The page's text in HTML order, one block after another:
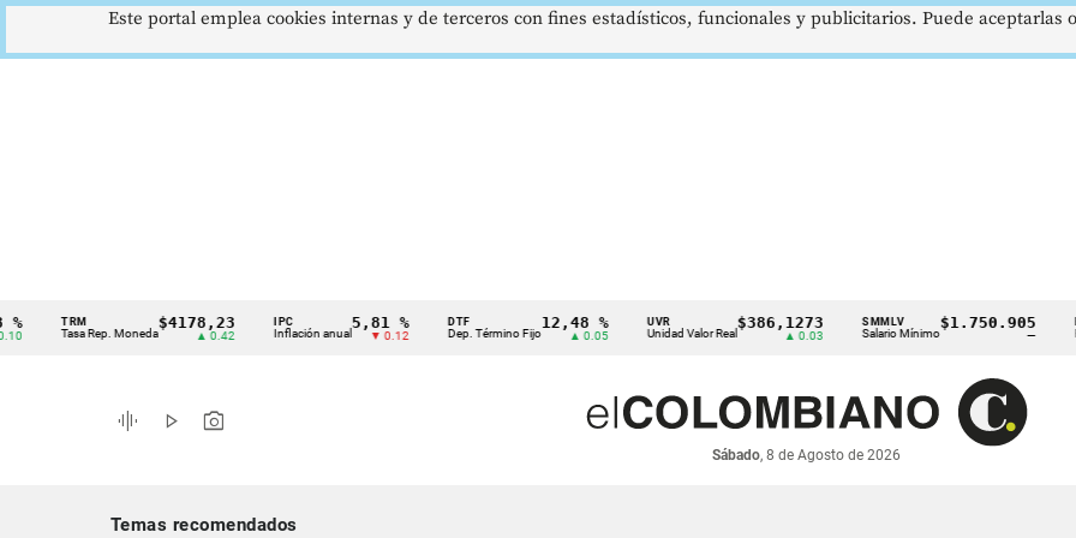
Cintillo
indicadores
económicos
TRM
Tasa Rep. Moneda
$4178,23
▲ 0.42
IPC
Inflación anual
5,81 %
▼ 0.12
DTF
Dep. Término Fijo
12,48 %
▲ 0.05
UVR
Unidad Valor Real
$386,1273
▲ 0.03
SMMLV
Salario Mínimo
$1.750.905 BRENT
Petróleo
graphic_eq play_arrow photo_camera
Sábado, 8 de Agosto de 2026
Temas recomendados
Este portal emplea cookies internas y de terceros con fines estadísticos, funcionales y publicitarios. Puede aceptarlas